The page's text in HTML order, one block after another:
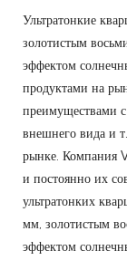
Ультратонкие
золотистым
эффектом
продуктами на
преимуществами с
внешнего вида и
рынке. Компания
и постоянно их
ультратонких
мм, золотистым
эффектом